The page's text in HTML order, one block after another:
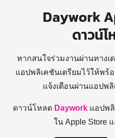
Daywork
ดาวน์
หากสนใจร่วมงานผ่านทางเ
แอปพลิเคชันเตรียมไว้ให้พร้
แจ้งเตือนผ่านแอปพ
ดาวน์โหลด Daywork แอปพ
ใน Apple Store